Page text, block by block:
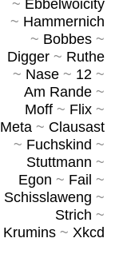
~ Ebbelwoicity
~ Hammernich
~ Bobbes~
Digger~ Ruthe
~ Nase~ 12~
Am Rande~
Moff~ Flix~
Meta~ Clausast
~ Fuchskind ~
Stuttmann ~
Egon ~ Fail ~
Schisslaweng ~
Strich ~
Krumins~ Xkcd